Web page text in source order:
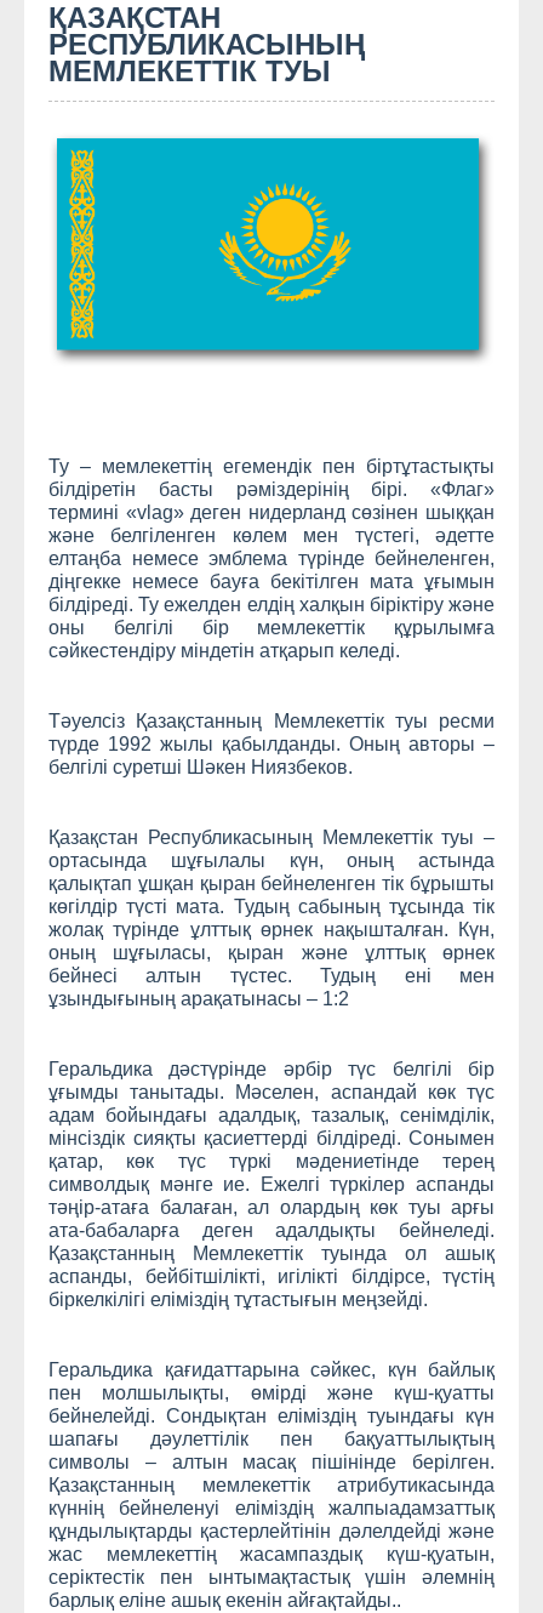
ҚАЗАҚСТАН
РЕСПУБЛИКАСЫНЫҢ
МЕМЛЕКЕТТIК ТУЫ
Ту – мемлекеттің егемендік пен біртұтастықты
білдіретін басты рәміздерінің бірі. «Флаг»
термині «vlag» деген нидерланд сөзінен шыққан
және белгіленген көлем мен түстегі, әдетте
елтаңба немесе эмблема түрінде бейнеленген,
діңгекке немесе бауға бекітілген мата ұғымын
білдіреді. Ту ежелден елдің халқын біріктіру және
оны белгілі бір мемлекеттік құрылымға
сәйкестендіру міндетін атқарып келеді.
Тәуелсіз Қазақстанның Мемлекеттік туы ресми
түрде 1992 жылы қабылданды. Оның авторы –
белгілі суретші Шәкен Ниязбеков.
Қазақстан Республикасының Мемлекеттік туы –
ортасында шұғылалы күн, оның астында
қалықтап ұшқан қыран бейнеленген тік бұрышты
көгілдір түсті мата. Тудың сабының тұсында тік
жолақ түрінде ұлттық өрнек нақышталған. Күн,
оның шұғыласы, қыран және ұлттық өрнек
бейнесі алтын түстес. Тудың ені мен
ұзындығының арақатынасы – 1:2
Геральдика дәстүрінде әрбір түс белгілі бір
ұғымды танытады. Мәселен, аспандай көк түс
адам бойындағы адалдық, тазалық, сенімділік,
мінсіздік сияқты қасиеттерді білдіреді. Сонымен
қатар, көк түс түркі мәдениетінде терең
символдық мәнге ие. Ежелгі түркілер аспанды
тәңір-атаға балаған, ал олардың көк туы арғы
ата-бабаларға деген адалдықты бейнеледі.
Қазақстанның Мемлекеттік туында ол ашық
аспанды, бейбітшілікті, игілікті білдірсе, түстің
біркелкілігі еліміздің тұтастығын меңзейді.
Геральдика қағидаттарына сәйкес, күн байлық
пен молшылықты, өмірді және күш-қуатты
бейнелейді. Сондықтан еліміздің туындағы күн
шапағы дәулеттілік пен бақуаттылықтың
символы – алтын масақ пішінінде берілген.
Қазақстанның мемлекеттік атрибутикасында
күннің бейнеленуі еліміздің жалпыадамзаттық
құндылықтарды қастерлейтінін дәлелдейді және
жас мемлекеттің жасампаздық күш-қуатын,
серіктестік пен ынтымақтастық үшін әлемнің
барлық еліне ашық екенін айғақтайды..